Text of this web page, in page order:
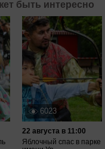
быть интересно
6023
22 августа в 11:00
Яблочный спас в парке